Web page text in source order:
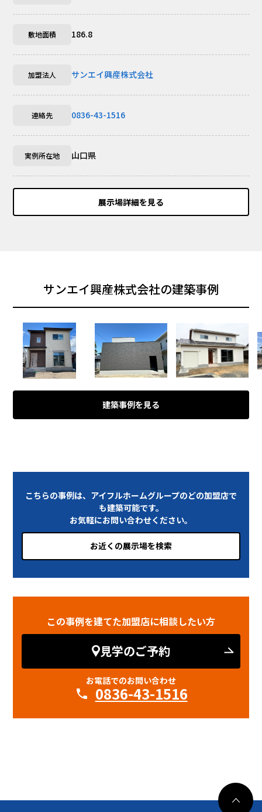
敷地面積 186.8
加盟法人 サンエイ興産株式会社
連絡先 0836-43-1516
実例所在地 山口県
展示場詳細を見る
サンエイ興産株式会社の建築事例
建築事例を見る
こちらの事例は、アイフルホームグループのどの加盟店で
も建築可能です。
お気軽にお問い合わせください。
お近くの展示場を検索
この事例を建てた加盟店に相談したい方
見学のご予約
お電話でのお問い合わせ
0836-43-1516